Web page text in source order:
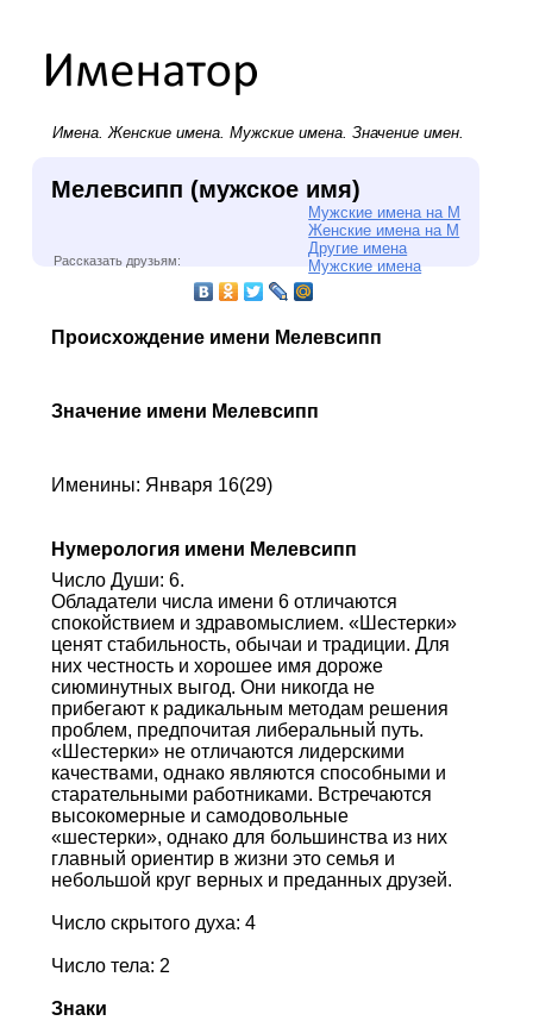
Имена.Женские имена. Мужские имена. Значение имен.
Мелевсипп (мужское имя)
Мужские имена на М
Женские имена на М
Другие имена
Мужские имена
Рассказать друзьям:
Происхождение имени Мелевсипп
Значение имени Мелевсипп
Именины: Января 16(29)
Нумерология имени Мелевсипп
Число Души: 6.
Обладатели числа имени 6 отличаются
спокойствием и здравомыслием. «Шестерки»
ценят стабильность, обычаи и традиции. Для
них честность и хорошее имя дороже
сиюминутных выгод. Они никогда не
прибегают к радикальным методам решения
проблем, предпочитая либеральный путь.
«Шестерки» не отличаются лидерскими
качествами, однако являются способными и
старательными работниками. Встречаются
высокомерные и самодовольные
«шестерки», однако для большинства из них
главный ориентир в жизни это семья и
небольшой круг верных и преданных друзей.
Число скрытого духа: 4
Число тела: 2
Знаки